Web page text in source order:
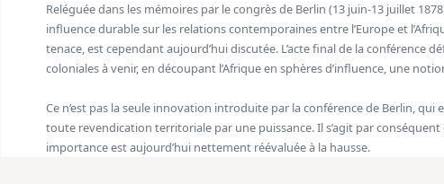
Reléguée dans les mémoires par le congrès de Berlin (13 juin-13 juillet
influence durable sur les relations contemporaines entre l’Europe et
tenace, est cependant aujourd’hui discutée. L’acte final de la
coloniales à venir, en découpant l’Afrique en sphères d’influence, une
Ce n’est pas la seule innovation introduite par la conférence de Berlin,
toute revendication territoriale par une puissance. Il s’agit par
importance est aujourd’hui nettement réévaluée à la hausse.